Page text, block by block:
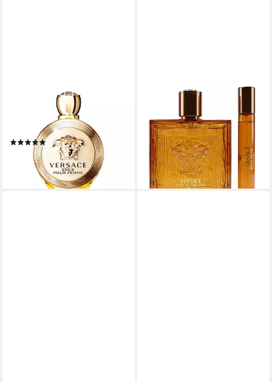
Eau de Parfum Eros Pour
Femme, Glasflakon, Parfüm
EDP, Damenduft
(17)
ab 48,55 €
(1.618,33 €/ 1 l)
lieferbar - in 3-4 Werktagen bei dir
102,29 €
(1.022,90 €/ 1 l)
lieferbar - in 3-4 Werktagen bei dir